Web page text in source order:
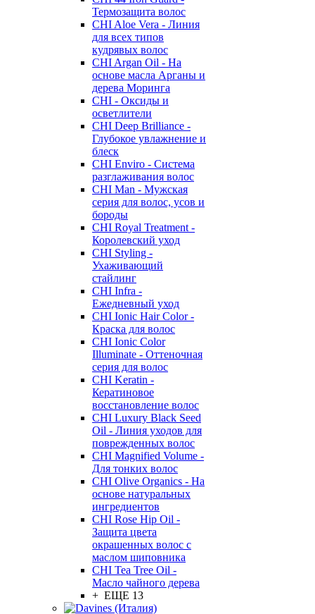
Термозащита волос
CHI Aloe Vera - Линия
для всех типов
кудрявых волос
CHI Argan Oil - На
основе масла Арганы и
дерева Моринга
CHI - Оксиды и
осветлители
CHI Deep Brilliance -
Глубокое увлажнение и
блеск
CHI Enviro - Система
разглаживания волос
CHI Man - Мужская
серия для волос, усов и
бороды
CHI Royal Treatment -
Королевский уход
CHI Styling -
Ухаживающий
стайлинг
CHI Infra -
Ежедневный уход
CHI Ionic Hair Color -
Краска для волос
CHI Ionic Color
Illuminate - Оттеночная
серия для волос
CHI Keratin -
Кератиновое
восстановление волос
CHI Luxury Black Seed
Oil - Линия уходов для
поврежденных волос
CHI Magnified Volume -
Для тонких волос
CHI Olive Organics - На
основе натуральных
ингредиентов
CHI Rose Hip Oil -
Защита цвета
окрашенных волос с
маслом шиповника
CHI Tea Tree Oil -
Масло чайного дерева
+ ЕЩЕ 13